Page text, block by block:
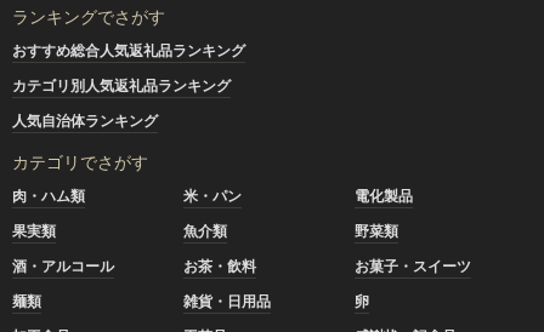
ランキングでさがす
おすすめ総合人気返礼品ランキング
カテゴリ別人気返礼品ランキング
人気自治体ランキング
カテゴリでさがす
肉・ハム類 米・パン
電化製品
果実類
魚介類
野菜類
酒・アルコール
お茶・飲料
お菓子・スイーツ
麺類
雑貨・日用品
卵